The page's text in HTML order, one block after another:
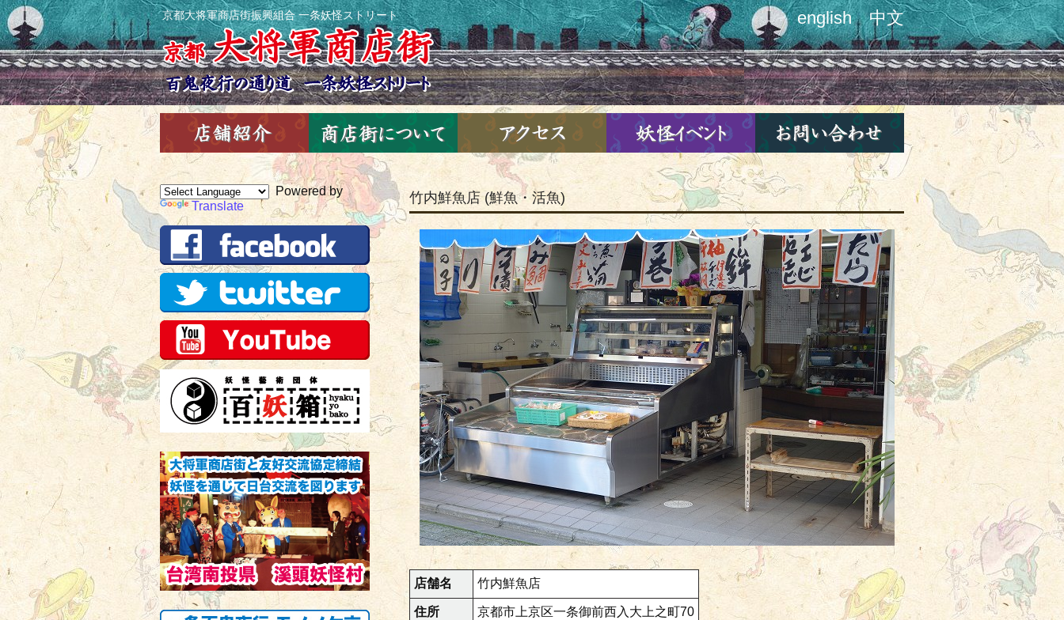
京都大将軍商店街振興組合 一条妖怪ストリート english 中文
竹内鮮魚店 (鮮魚・活魚)
店舗名 竹内鮮魚店
住所 京都市上京区一条御前西入大上之町70
Powered by
Translate